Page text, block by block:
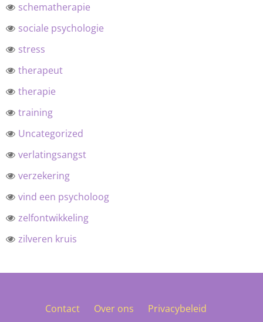
schematherapie
sociale psychologie
stress
therapeut
therapie
training
Uncategorized
verlatingsangst
verzekering
vind een psycholoog
zelfontwikkeling
zilveren kruis
Contact Over ons Privacybeleid